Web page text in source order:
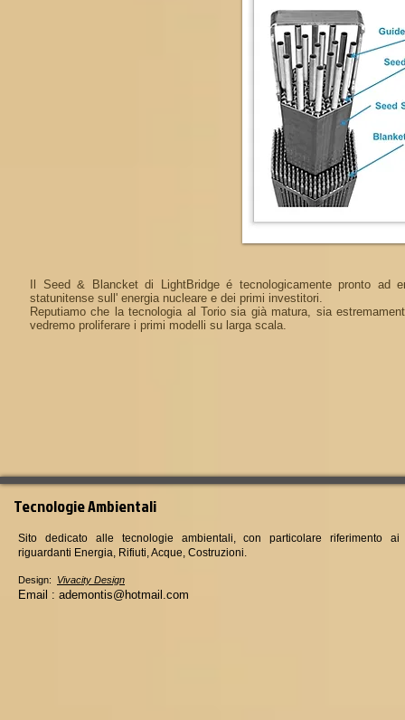
Il Seed & Blancket di LightBridge é tecnologicamente pronto ad
statunitense sull' energia nucleare e dei primi investitori.
Reputiamo che la tecnologia al Torio sia già matura, sia
vedremo proliferare i primi modelli su larga scala.
T ecnologie Ambientali
Sito dedicato alle tecnologie ambientali, con particolare riferimento ai
riguardanti Energia, Rifiuti, Acque, Costruzioni.
Design: Vivacity Design
Email : ademontis@hotmail.com